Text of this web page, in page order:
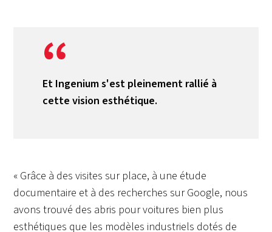
Et Ingenium s'est pleinement rallié à
cette vision esthétique.
« Grâce à des visites sur place, à une étude
documentaire et à des recherches sur Google, nous
avons trouvé des abris pour voitures bien plus
esthétiques que les modèles industriels dotés de